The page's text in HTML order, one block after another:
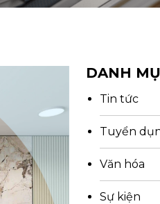
DANH
Tin tức
Tuyển
Văn hóa
Sự kiện